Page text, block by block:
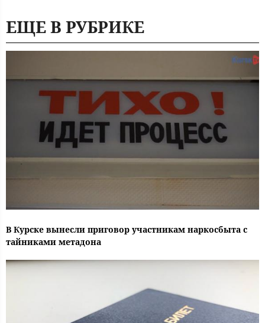
ЕЩЕ В РУБРИКЕ
В Курске вынесли приговор участникам наркосбыта с
тайниками метадона